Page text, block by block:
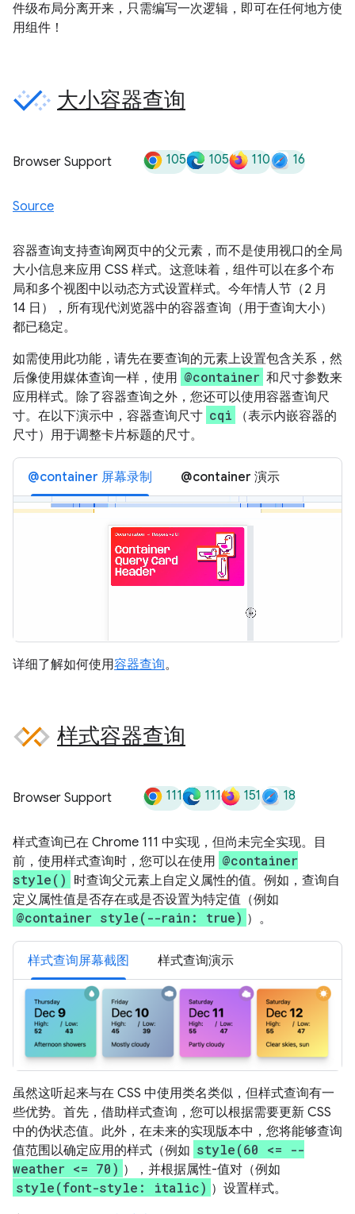
件级布局分离开来，只需编写一次逻辑，即可在任何地方使
用组件！
大小容器查询
Browser Support 105 105 110 16
Source
容器查询支持查询网页中的父元素，而不是使用视口的全局
大小信息来应用 CSS 样式。这意味着，组件可以在多个布
局和多个视图中以动态方式设置样式。今年情人节（2 月
14 日），所有现代浏览器中的容器查询（用于查询大小）
都已稳定。
如需使用此功能，请先在要查询的元素上设置包含关系，然
后像使用媒体查询一样，使用 @container 和尺寸参数来
应用样式。除了容器查询之外，您还可以使用容器查询尺
寸。在以下演示中，容器查询尺寸 cqi
（表示内嵌容器的
尺寸）用于调整卡片标题的尺寸。
@container 屏幕录制 @container 演示
详细了解如何使用容器查询。
样式容器查询
Browser Support 111 111 151 18
样式查询已在 Chrome 111 中实现，但尚未完全实现。目
前，使用样式查询时，您可以在使用 @container
style() 时查询父元素上自定义属性的值。例如，查询自
定义属性值是否存在或是否设置为特定值（例如
@container style(--rain: true) ）。
样式查询屏幕截图 样式查询演示
虽然这听起来与在 CSS 中使用类名类似，但样式查询有一
些优势。首先，借助样式查询，您可以根据需要更新 CSS
中的伪状态值。此外，在未来的实现版本中，您将能够查询
值范围以确定应用的样式（例如 style(60 <= --
weather <= 70) ），并根据属性-值对（例如
style(font-style: italic) ）设置样式。